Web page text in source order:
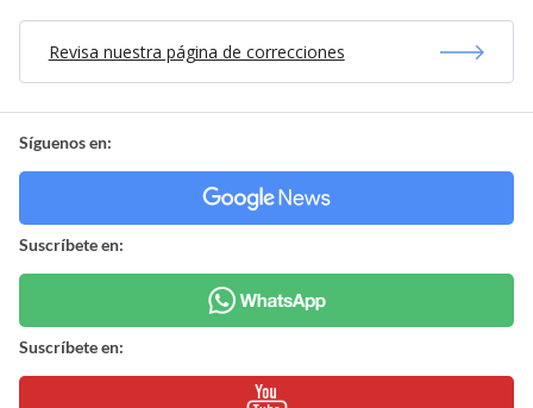
Revisa nuestra página de correcciones
Síguenos en:
Suscríbete en:
Suscríbete en: